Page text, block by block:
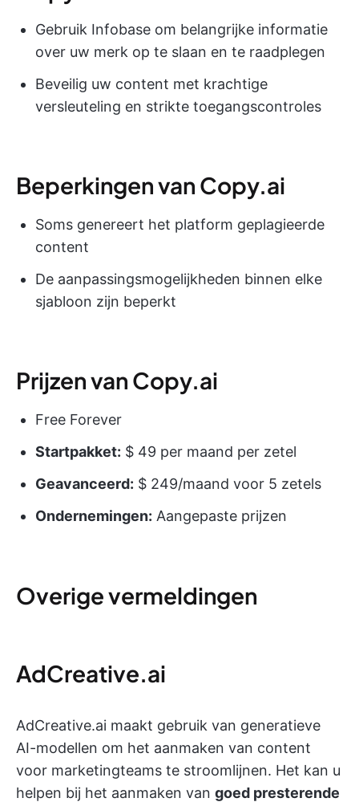
Gebruik Infobase om belangrijke informatie
over uw merk op te slaan en te raadplegen
Beveilig uw content met krachtige
versleuteling en strikte toegangscontroles
Beperkingen van Copy.ai
Soms genereert het platform geplagieerde
content
De aanpassingsmogelijkheden binnen elke
sjabloon zijn beperkt
Prijzen van Copy.ai
Free Forever
Startpakket: $ 49 per maand per zetel
Geavanceerd: $ 249/maand voor 5 zetels
Ondernemingen: Aangepaste prijzen
Overige vermeldingen
AdCreative.ai
AdCreative.ai maakt gebruik van generatieve
AI-modellen om het aanmaken van content
voor marketingteams te stroomlijnen. Het kan u
helpen bij het aanmaken van goed presterende